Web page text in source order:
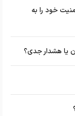
خود را به
یا هشدار جدی؟